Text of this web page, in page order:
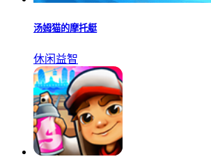
汤姆猫的摩托艇
休闲益智